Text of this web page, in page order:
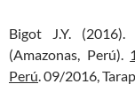
Bigot J.Y.
(Amazonas, Perú).
Perú. 09/2016,